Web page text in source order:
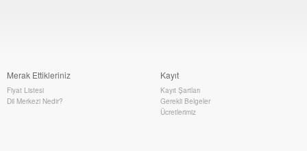
Merak Ettikleriniz
Fiyat Listesi
Dil Merkezi Nedir?
Kayıt
Kayıt Şartları
Gerekli Belgeler
Ücretlerimiz